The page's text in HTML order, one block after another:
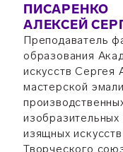
ПИСАРЕНКО
АЛЕКСЕЙ
Преподаватель
образования
искусств Сергея
мастерской
изящных
Творческого